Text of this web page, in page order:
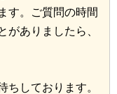
す。ご質問の時間
がありましたら、
ちしております。